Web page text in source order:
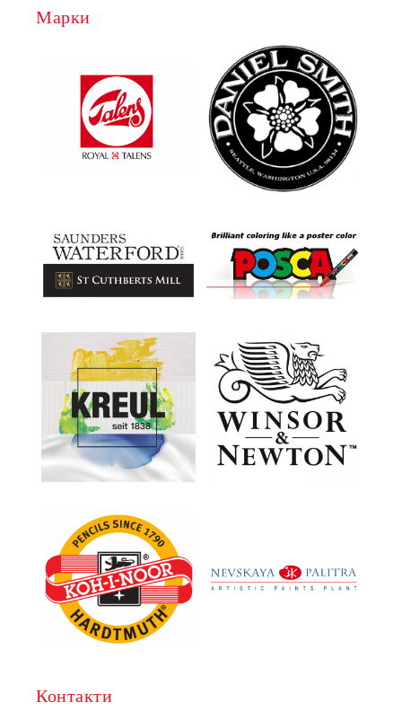
Марки
Контакти